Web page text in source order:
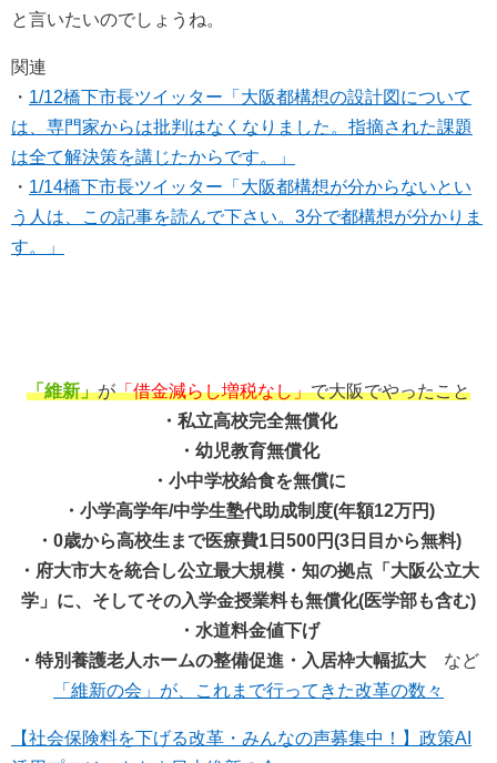
と言いたいのでしょうね。
関連
・ 1/12橋下市長ツイッター「大阪都構想の設計図について
は、専門家からは批判はなくなりました。指摘された課題
は全て解決策を講じたからです。」
・ 1/14橋下市長ツイッター「大阪都構想が分からないとい
う人は、この記事を読んで下さい。3分で都構想が分かりま
す。」
「維新」が「借金減らし増税なし」で大阪でやったこと
・私立高校完全無償化
・幼児教育無償化
・小中学校給食を無償に
・小学高学年/中学生塾代助成制度(年額12万円)
・0歳から高校生まで医療費1日500円(3日目から無料)
・府大市大を統合し公立最大規模・知の拠点「大阪公立大
学」に、そしてその入学金授業料も無償化(医学部も含む)
・水道料金値下げ
・特別養護老人ホームの整備促進・入居枠大幅拡大 など
「維新の会」が、これまで行ってきた改革の数々
【社会保険料を下げる改革・みんなの声募集中！】政策AI